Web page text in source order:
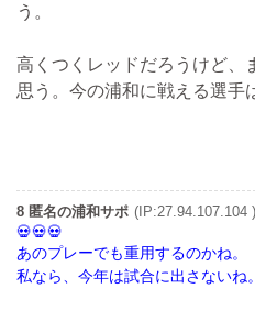
う。
高くつくレッドだろうけど、
思う。今の浦和に戦える選手
8 匿名の浦和サポ (IP:27.94.107.104 )
あのプレーでも重用するのかね。
私なら、今年は試合に出さないね。